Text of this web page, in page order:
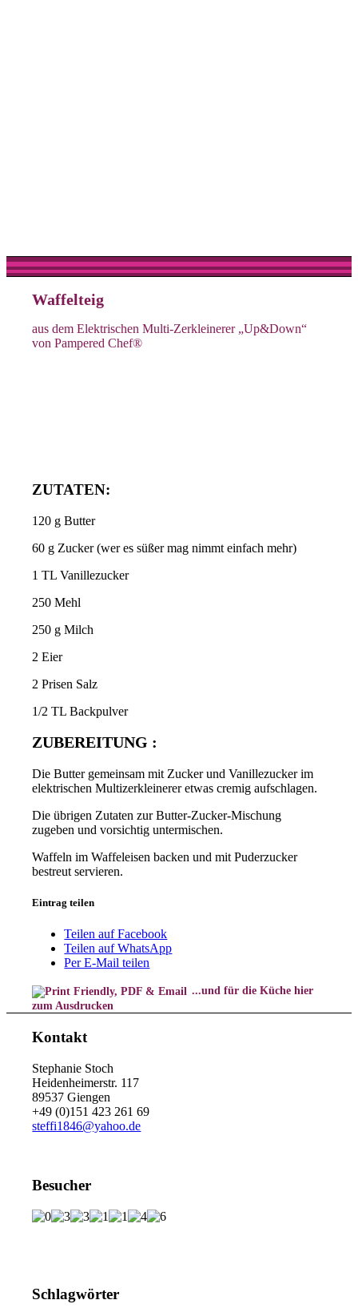
Waffelteig
aus dem Elektrischen Multi-Zerkleinerer „Up&Down“
von Pampered Chef®
ZUTATEN:
120 g Butter
60 g Zucker (wer es süßer mag nimmt einfach mehr)
1 TL Vanillezucker
250 Mehl
250 g Milch
2 Eier
2 Prisen Salz
1/2 TL Backpulver
ZUBEREITUNG :
Die Butter gemeinsam mit Zucker und Vanillezucker im
elektrischen Multizerkleinerer etwas cremig aufschlagen.
Die übrigen Zutaten zur Butter-Zucker-Mischung
zugeben und vorsichtig untermischen.
Waffeln im Waffeleisen backen und mit Puderzucker
bestreut servieren.
Eintrag teilen
Teilen auf Facebook
Teilen auf WhatsApp
Per E-Mail teilen
...und für die Küche hier
zum Ausdrucken
Kontakt
Stephanie Stoch
Heidenheimerstr. 117
89537 Giengen
+49 (0)151 423 261 69
steffi1846@yahoo.de
Besucher
Schlagwörter